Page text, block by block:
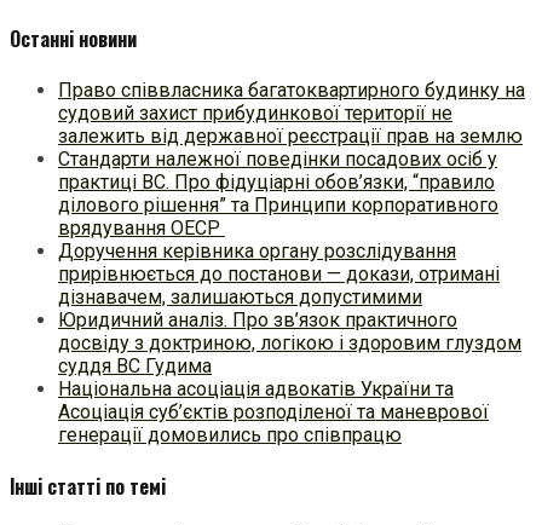
Останні новини
Право співвласника багатоквартирного будинку на
судовий захист прибудинкової території не
залежить від державної реєстрації прав на землю
Стандарти належної поведінки посадових осіб у
практиці ВC. Про фідуціарні обов’язки, “правило
ділового рішення” та Принципи корпоративного
врядування ОЕСР
Доручення керівника органу розслідування
прирівнюється до постанови — докази, отримані
дізнавачем, залишаються допустимими
Юридичний аналіз. Про зв’язок практичного
досвіду з доктриною, логікою і здоровим глуздом
суддя ВС Гудима
Національна асоціація адвокатів України та
Асоціація суб’єктів розподіленої та маневрової
генерації домовились про співпрацю
Інші статті по темі